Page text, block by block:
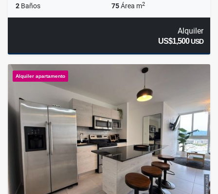
2 Baños 75Área m2
Alquiler
US$1,500USD
Alquiler apartamento